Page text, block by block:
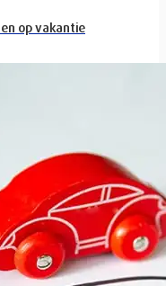
op vakantie